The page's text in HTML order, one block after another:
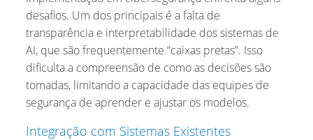
desafios. Um dos principais é a falta de
transparência e interpretabilidade dos sistemas de
AI, que são frequentemente “caixas pretas”. Isso
dificulta a compreensão de como as decisões são
tomadas, limitando a capacidade das equipes de
segurança de aprender e ajustar os modelos.
Integração com Sistemas Existentes